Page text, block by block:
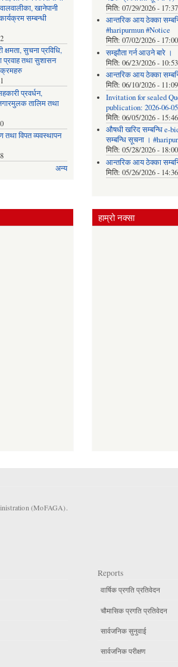
खानेपानी
सम्बन्धी
क्षमता, सुचना प्रविधि,
प्रवाह तथा सुशासन
प्रवर्धन,
तालिम तथा
तथा विपत व्यवस्थापन
अन्य
मिति: 07/29/2026 - 17:37
आन्तरिक आय ठेक्का
#haripurmun #Notice
मिति: 07/02/2026 - 17:00
सम्झौता गर्न आउने बारे ।
मिति: 06/23/2026 - 10:53
आन्तरिक आय ठेक्का
मिति: 06/10/2026 - 11:09
Invitation for sealed
publication: 2026-06-05
मिति: 06/05/2026 - 15:46
औषधी खरिद सम्बन्धि e-
सम्बन्धि सूचना ।
मिति: 05/28/2026 - 18:00
आन्तरिक आय ठेक्का
मिति: 05/26/2026 - 14:36
हाम्रो नक्सा
(MoFAGA).
Reports
वार्षिक प्रगति प्रतिवेदन
चौमासिक प्रगति प्रतिवेदन
सार्वजनिक सुनुवाई
सार्वजनिक परीक्षण